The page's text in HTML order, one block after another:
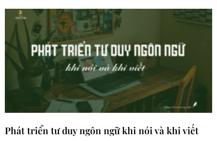
Phát triển tư duy ngôn ngữ khi nói và khi viết